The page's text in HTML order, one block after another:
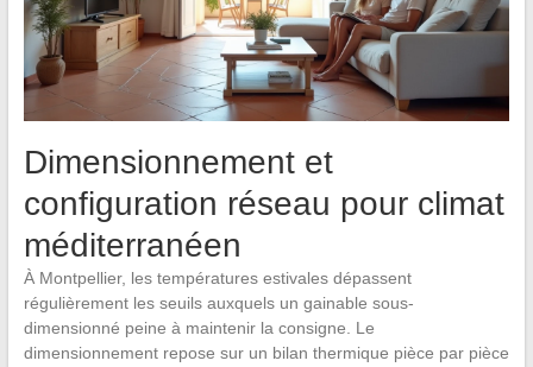
Dimensionnement et
configuration réseau pour climat
méditerranéen
À Montpellier, les températures estivales dépassent
régulièrement les seuils auxquels un gainable sous-
dimensionné peine à maintenir la consigne. Le
dimensionnement repose sur un bilan thermique pièce par pièce